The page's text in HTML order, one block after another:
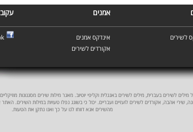
אמנים
לשירים
אינדקס אמנים
אקורדים לשירים
לשירים בעברית, מילים לשירים באנגלית וקליפי יוטיוב. מאגר מילות שירים מסגנונות
שירי אהבה, אקורדים לשירים לועזיים ועבריים. יכול כי בשוגג נפלו טעויות במילות השירים.
מהשירים אנא דווחו לנו על כך ואנו נתקן את הטעות.